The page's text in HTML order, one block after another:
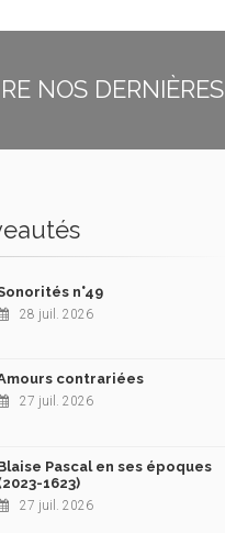
NOS
n°49
28 juil. 2026
contrariées
27 juil. 2026
Pascal en ses époques
1623)
27 juil. 2026